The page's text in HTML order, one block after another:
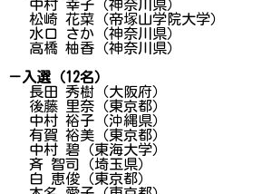
中村 幸子（神奈川県）
松崎 花菜（帝塚山学院大学）
水口 さか（神奈川県）
高橋 柚香（神奈川県）
－入選（12名）
長田 秀樹（大阪府）
後藤 里奈（東京都）
中村 裕子（沖縄県）
有賀 裕美（東京都）
中村 碧（東海大学）
斉 智司（埼玉県）
白 恵俊（東京都）